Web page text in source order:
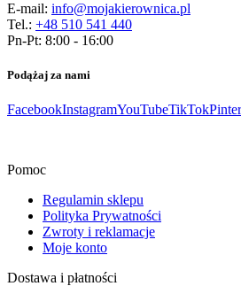
E-mail: info@mojakierownica.pl
Tel.: +48 510 541 440
Pn-Pt: 8:00 - 16:00
Podążaj za nami
FacebookInstagramYouTubeTikTok
Pomoc
Regulamin sklepu
Polityka Prywatności
Zwroty i reklamacje
Moje konto
Dostawa i płatności